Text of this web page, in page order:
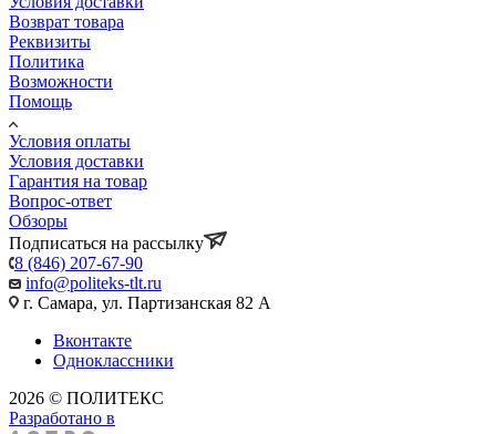
Возврат товара
Реквизиты
Политика
Возможности
Помощь
Условия оплаты
Условия доставки
Гарантия на товар
Вопрос-ответ
Обзоры
Подписаться на рассылку
8 (846) 207-67-90
info@politeks-tlt.ru
г. Самара, ул. Партизанская 82 А
Вконтакте
Одноклассники
2026 © ПОЛИТЕКС
Разработано в